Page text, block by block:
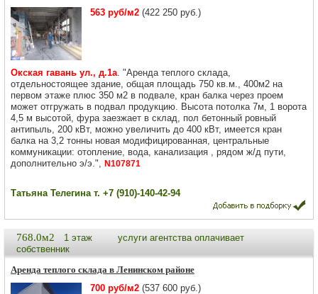
563 руб/м2 (422 250 руб.)
Окская гавань ул., д.1а. "Аренда теплого склада,
отдельностоящее здание, общая площадь 750 кв.м., 400м2 на
первом этаже плюс 350 м2 в подвале, кран балка через проем
может отгружать в подвал продукцию. Высота потолка 7м, 1 ворота
4,5 м высотой, фура заезжает в склад, пол бетонный ровный
антипыль, 200 кВт, можно увеличить до 400 кВт, имеется кран
балка на 3,2 тонны новая модифицированная, центральные
коммуникации: отопление, вода, канализация , рядом ж/д пути,
дополнительно э/э.", N107871
Татьяна Телегина т. +7 (910)-140-42-94
768.0м2 1 этаж
услуги агентства оплачивает
собственник
Аренда теплого склада в Ленинском районе
700 руб/м2 (537 600 руб.)